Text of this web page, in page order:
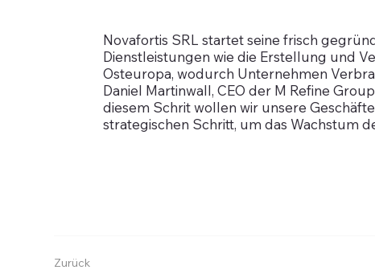
Novafortis SRL startet seine frisch
Dienstleistungen wie die Erstellung und
Osteuropa, wodurch Unternehmen
Daniel Martinwall, CEO der M Refine
diesem Schrit wollen wir unsere
strategischen Schritt, um das Wachstum
Zurück